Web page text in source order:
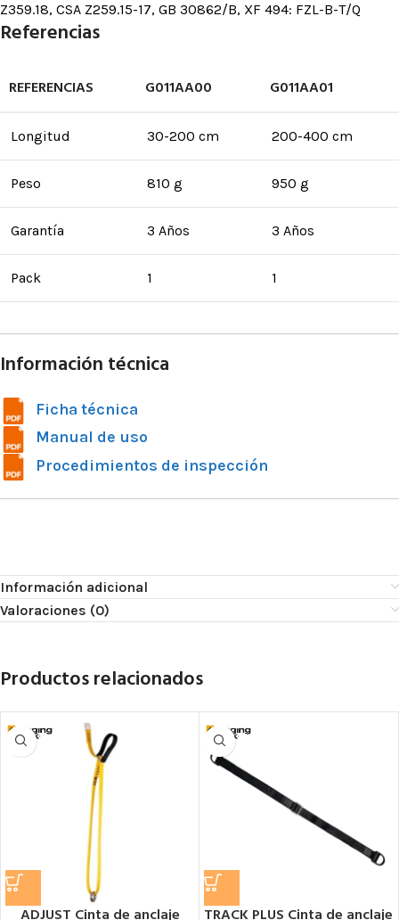
Z359.18, CSA Z259.15-17, GB 30862/B, XF 494: FZL-B-T/Q
Referencias
REFERENCIAS G011AA00 G011AA01
Longitud 30-200 cm 200-400 cm
Peso 810 g 950 g
Garantía 3 Años 3 Años
Pack 1 1
Información técnica
Ficha técnica
Manual de uso
Procedimientos de inspección
Información adicional
Valoraciones (0)
Productos relacionados
ADJUST Cinta de anclaje TRACK PLUS Cinta de anclaje